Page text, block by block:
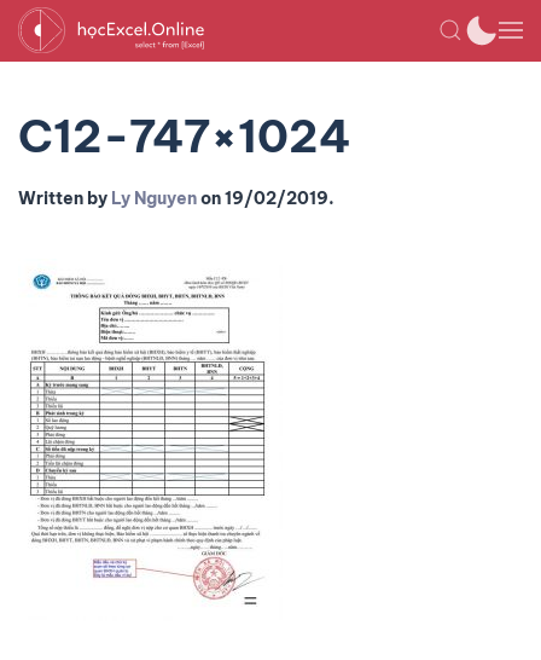
C12-747×1024
Written by Ly Nguyenon19/02/2019.